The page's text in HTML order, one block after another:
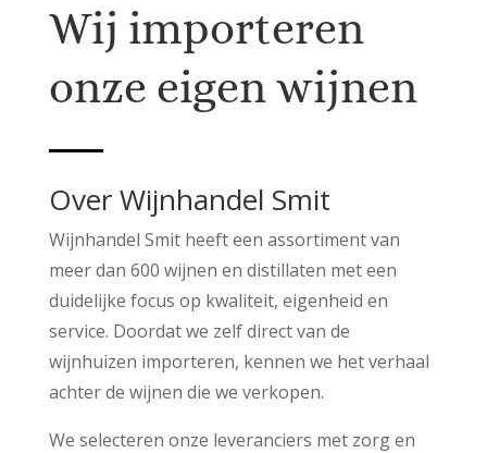
Wij importeren
onze eigen wijnen
Over Wijnhandel Smit
Wijnhandel Smit heeft een assortiment van
meer dan 600 wijnen en distillaten met een
duidelijke focus op kwaliteit, eigenheid en
service. Doordat we zelf direct van de
wijnhuizen importeren, kennen we het verhaal
achter de wijnen die we verkopen.
We selecteren onze leveranciers met zorg en